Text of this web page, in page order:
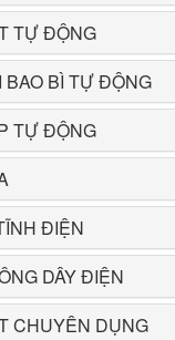
TỰ ĐỘNG
BAO BÌ TỰ ĐỘNG
TỰ ĐỘNG
ĐIỆN
DÂY ĐIỆN
CHUYÊN DỤNG